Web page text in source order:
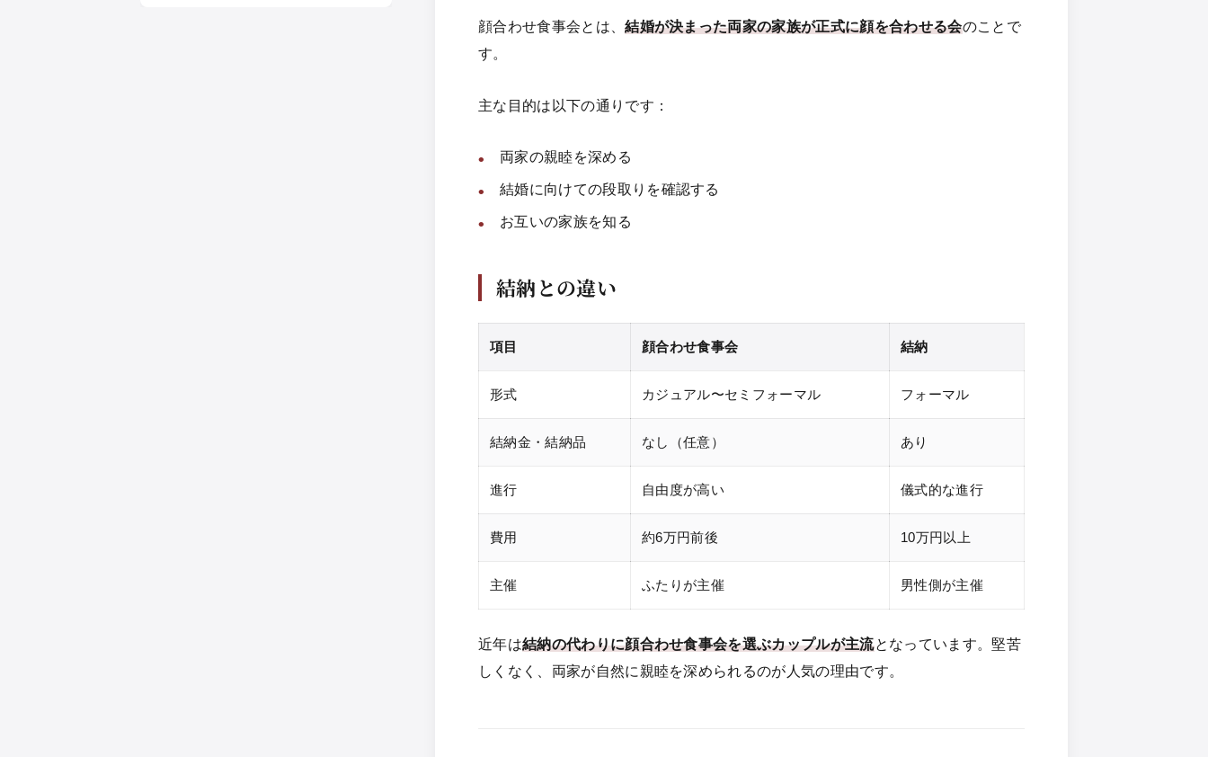
顔合わせ食事会とは、結婚が決まった両家の家族が正式に顔を合わせる会のことで
す。
主な目的は以下の通りです：
両家の親睦を深める
結婚に向けての段取りを確認する
お互いの家族を知る
結納との違い
項目 顔合わせ食事会 結納
形式 カジュアル〜セミフォーマル フォーマル
結納金・結納品 なし（任意） あり
進行 自由度が高い 儀式的な進行
費用 約6万円前後 10万円以上
主催 ふたりが主催 男性側が主催
近年は結納の代わりに顔合わせ食事会を選ぶカップルが主流となっています。堅苦
しくなく、両家が自然に親睦を深められるのが人気の理由です。